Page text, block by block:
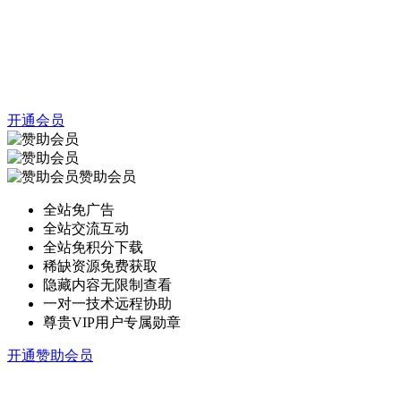
开通会员
赞助会员
全站免广告
全站交流互动
全站免积分下载
稀缺资源免费获取
隐藏内容无限制查看
一对一技术远程协助
尊贵VIP用户专属勋章
开通赞助会员